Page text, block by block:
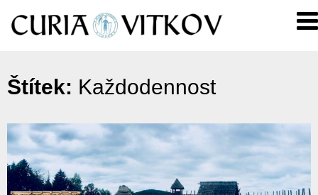
Štítek: Každodennost